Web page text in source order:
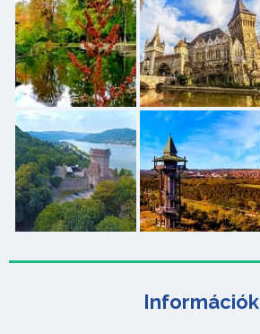
Információk